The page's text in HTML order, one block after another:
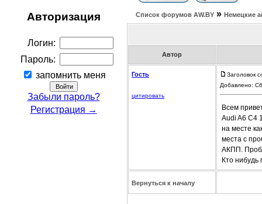
Авторизация
Логин:
Пароль:
запомнить меня
Забыли пароль?
Регистрация →
Список форумов АW.BY » Немецкие
Автор
Гость
цитировать
Заголовок
Добавлено:
Всем
Audi A6 C4
на месте
места с
АКПП.
Кто
Вернуться к началу